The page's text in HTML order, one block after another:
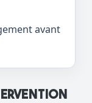
avant